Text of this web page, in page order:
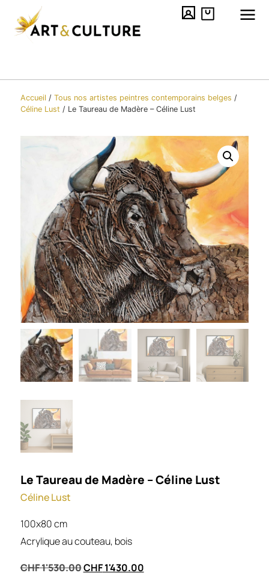
Accueil / Tous nos artistes peintres contemporains​ belges /
Céline Lust / Le Taureau de Madère – Céline Lust
Le Taureau de Madère – Céline Lust
Céline Lust
100x80 cm
Acrylique au couteau, bois
CHF1'530.00CHF1'430.00